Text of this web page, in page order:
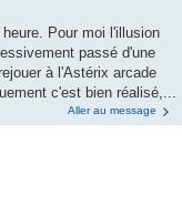
Pour moi l'illusion
passé d'une
à l'Astérix arcade
c'est bien réalisé,...
Aller au message